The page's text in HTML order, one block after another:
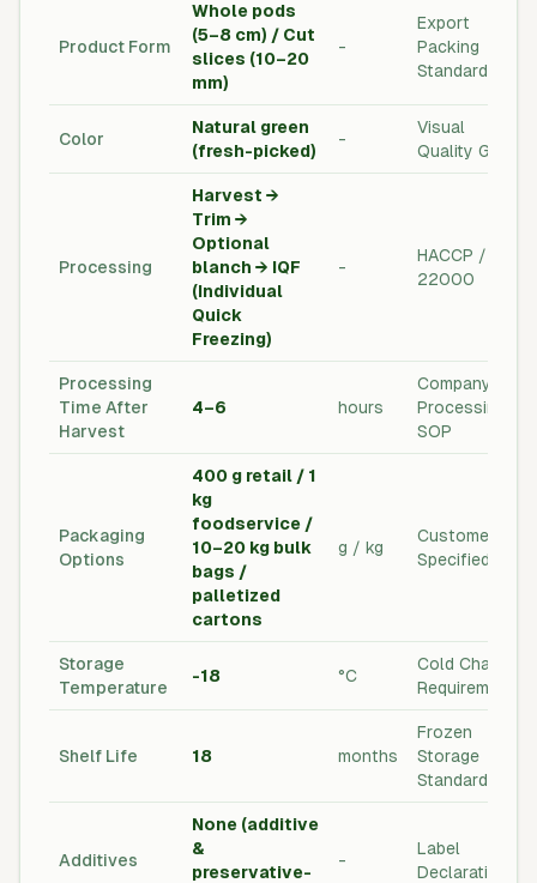
Product Form
Whole pods
(5–8 cm) / Cut
slices (10–20
mm)
-
Export
Packing
Standard
Color
Natural green
(fresh-picked)
-
Visual
Quality Grade
Processing
Harvest →
Trim →
Optional
blanch → IQF
(Individual
Quick
Freezing)
-
HACCP / ISO
22000
Processing
Time After
Harvest
4–6 hours
Company
Processing
SOP
Packaging
Options
400 g retail / 1
kg
foodservice /
10–20 kg bulk
bags /
palletized
cartons
g / kg
Customer
Specified
Storage
Temperature
-18 °C
Cold Chain
Requirements
Shelf Life 18 months
Frozen
Storage
Standard
Additives
None (additive
&
preservative-
-
Label
Declaration